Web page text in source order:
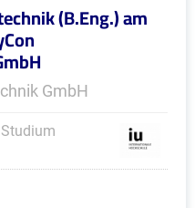
(B.Eng.) am
GmbH